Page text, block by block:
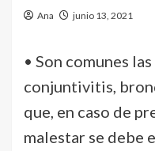
Ana junio 13, 2021
• Son comunes
conjuntivitis,
que, en caso de
malestar se debe